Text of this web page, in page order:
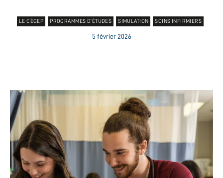
LE CÉGEP PROGRAMMES D'ÉTUDES SIMULATION SOINS INFIRMIERS
5 février 2026